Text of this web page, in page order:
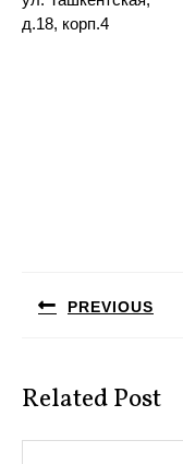
д.18, корп.4
записям
PREVIOUS
Related Post